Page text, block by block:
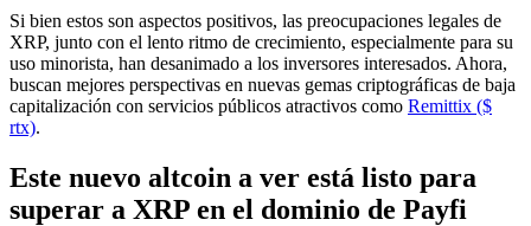
Si bien estos son aspectos positivos, las preocupaciones legales de
XRP, junto con el lento ritmo de crecimiento, especialmente para su
uso minorista, han desanimado a los inversores interesados. Ahora,
buscan mejores perspectivas en nuevas gemas criptográficas de baja
capitalización con servicios públicos atractivos como Remittix ($
rtx).
Este nuevo altcoin a ver está listo para
superar a XRP en el dominio de Payfi